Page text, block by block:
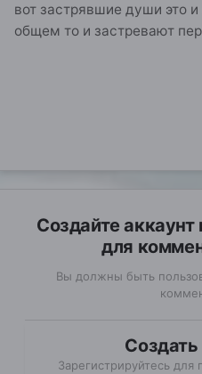
вот застрявшие души это
общем то и застревают
Создайте аккаунт
для
Вы должны быть
Зарегистрируйтесь для